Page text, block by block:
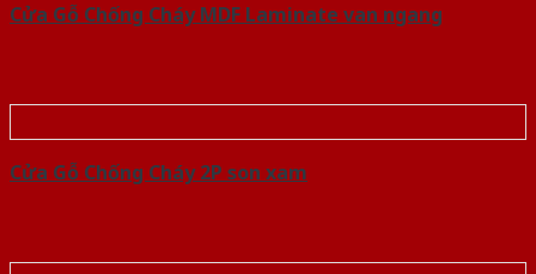
Cửa Gỗ Chống Cháy MDF Laminate van ngang
Cửa Gỗ Chống Cháy 2P son xam